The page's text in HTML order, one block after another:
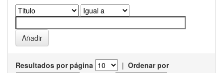
Resultados por página | Ordenar por